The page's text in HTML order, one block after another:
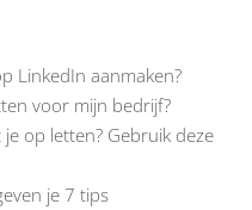
LinkedIn aanmaken?
voor mijn bedrijf?
op letten? Gebruik deze
je 7 tips